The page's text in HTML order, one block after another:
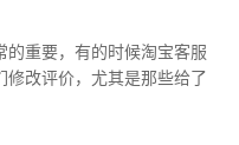
重要，有的时候淘宝客服
改评价，尤其是那些给了